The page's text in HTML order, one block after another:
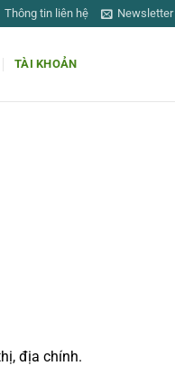
Thông tin liên hệ Newsletter
TÀI KHOẢN
địa chính.